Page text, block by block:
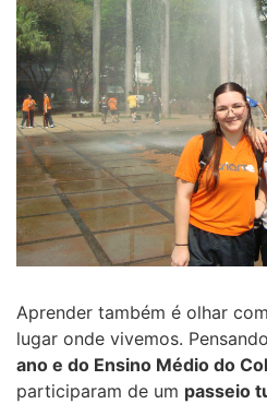
Aprender também é olhar
lugar onde vivemos.
ano e do Ensino Médio do
participaram de um passeio